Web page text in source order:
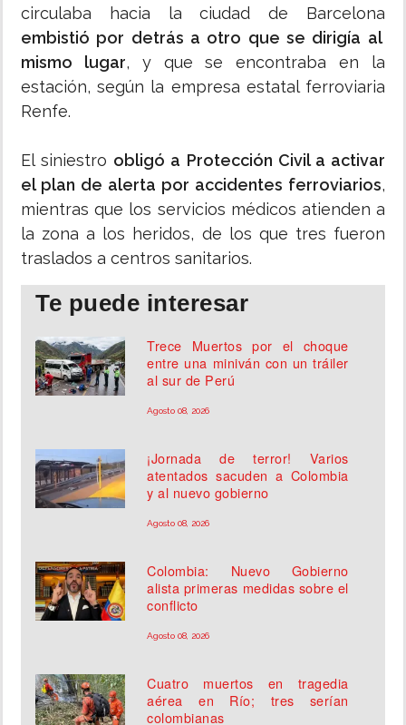
circulaba hacia la ciudad de Barcelona
embistió por detrás a otro que se dirigía al
mismo lugar, y que se encontraba en la
estación, según la empresa estatal ferroviaria
Renfe.
El siniestro obligó a Protección Civil a activar
el plan de alerta por accidentes ferroviarios,
mientras que los servicios médicos atienden a
la zona a los heridos, de los que tres fueron
traslados a centros sanitarios.
Te puede interesar
Trece Muertos por el choque
entre una miniván con un tráiler
al sur de Perú
Agosto 08, 2026
¡Jornada de terror! Varios
atentados sacuden a Colombia
y al nuevo gobierno
Agosto 08, 2026
Colombia: Nuevo Gobierno
alista primeras medidas sobre el
conflicto
Agosto 08, 2026
Cuatro muertos en tragedia
aérea en Río; tres serían
colombianas